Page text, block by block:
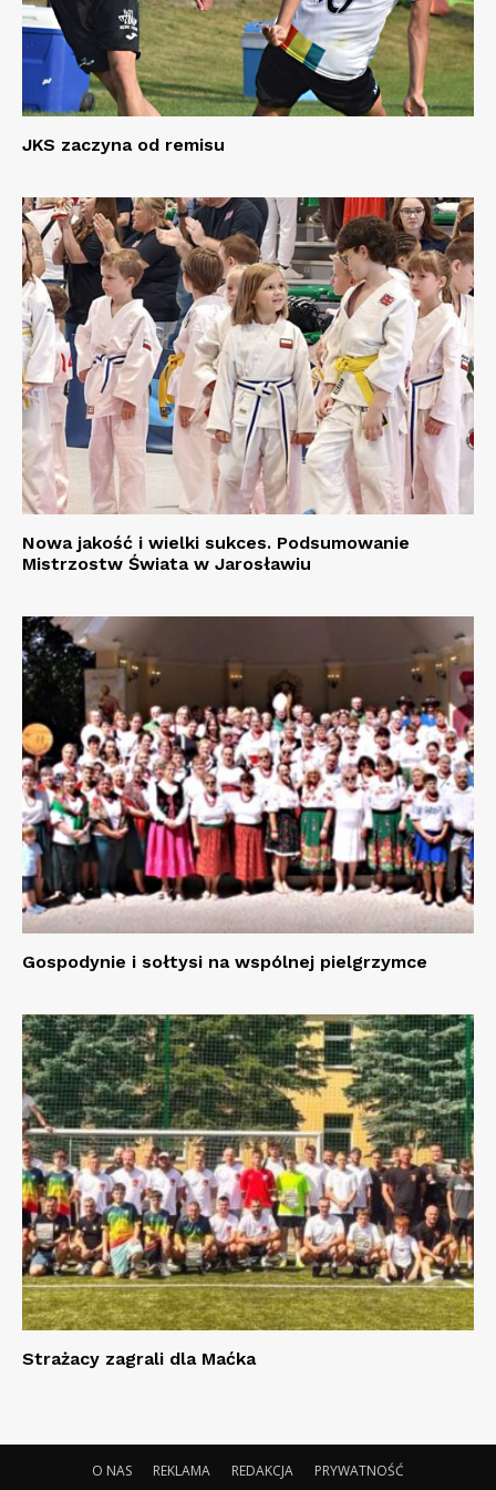
JKS zaczyna od remisu
Nowa jakość i wielki sukces. Podsumowanie
Mistrzostw Świata w Jarosławiu
Gospodynie i sołtysi na wspólnej pielgrzymce
Strażacy zagrali dla Maćka
O NAS REKLAMA REDAKCJA PRYWATNOŚĆ